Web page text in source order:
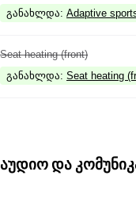
განახლდა: Adaptive
Seat heating (front)
განახლდა: Seat heating
აუდიო და